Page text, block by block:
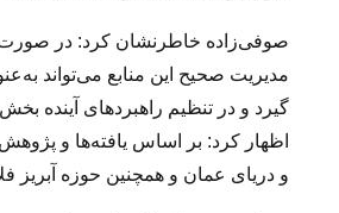
صوفی‌زاده خاطرنشان کرد: در صورت
مدیریت صحیح این منابع می‌تواند
گیرد و در تنظیم راهبردهای آینده
اظهار کرد: بر اساس یافته‌ها و
و دریای عمان و همچنین حوزه آبریز